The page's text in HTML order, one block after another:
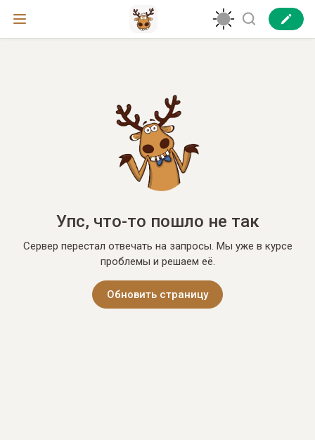
Упс, что-то пошло не так
Сервер перестал отвечать на запросы. Мы уже в курсе
проблемы и решаем её.
Обновить страницу